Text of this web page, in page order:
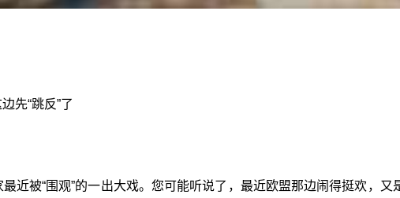
先“跳反”了
近被“围观”的一出大戏。您可能听说了，最近欧盟那边闹得挺欢，